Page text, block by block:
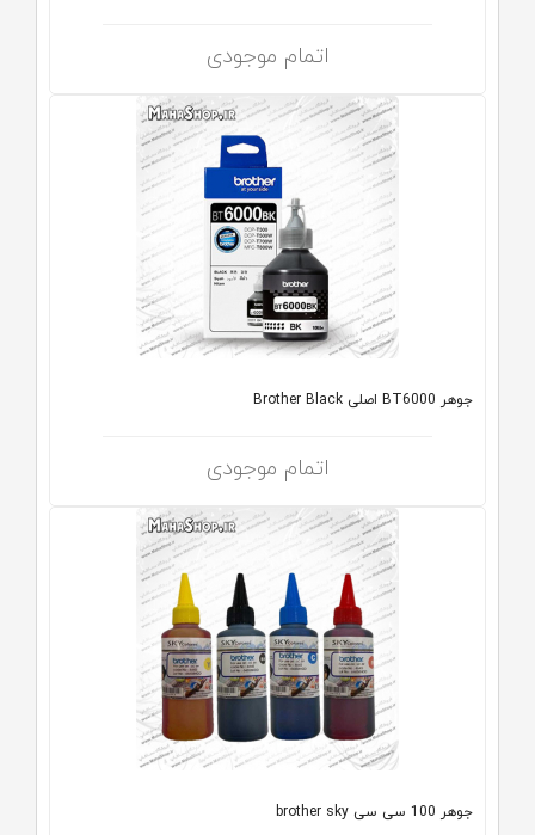
اتمام موجودی
جوهر BT6000 اصلی Brother Black
اتمام موجودی
جوهر 100 سی سی brother sky